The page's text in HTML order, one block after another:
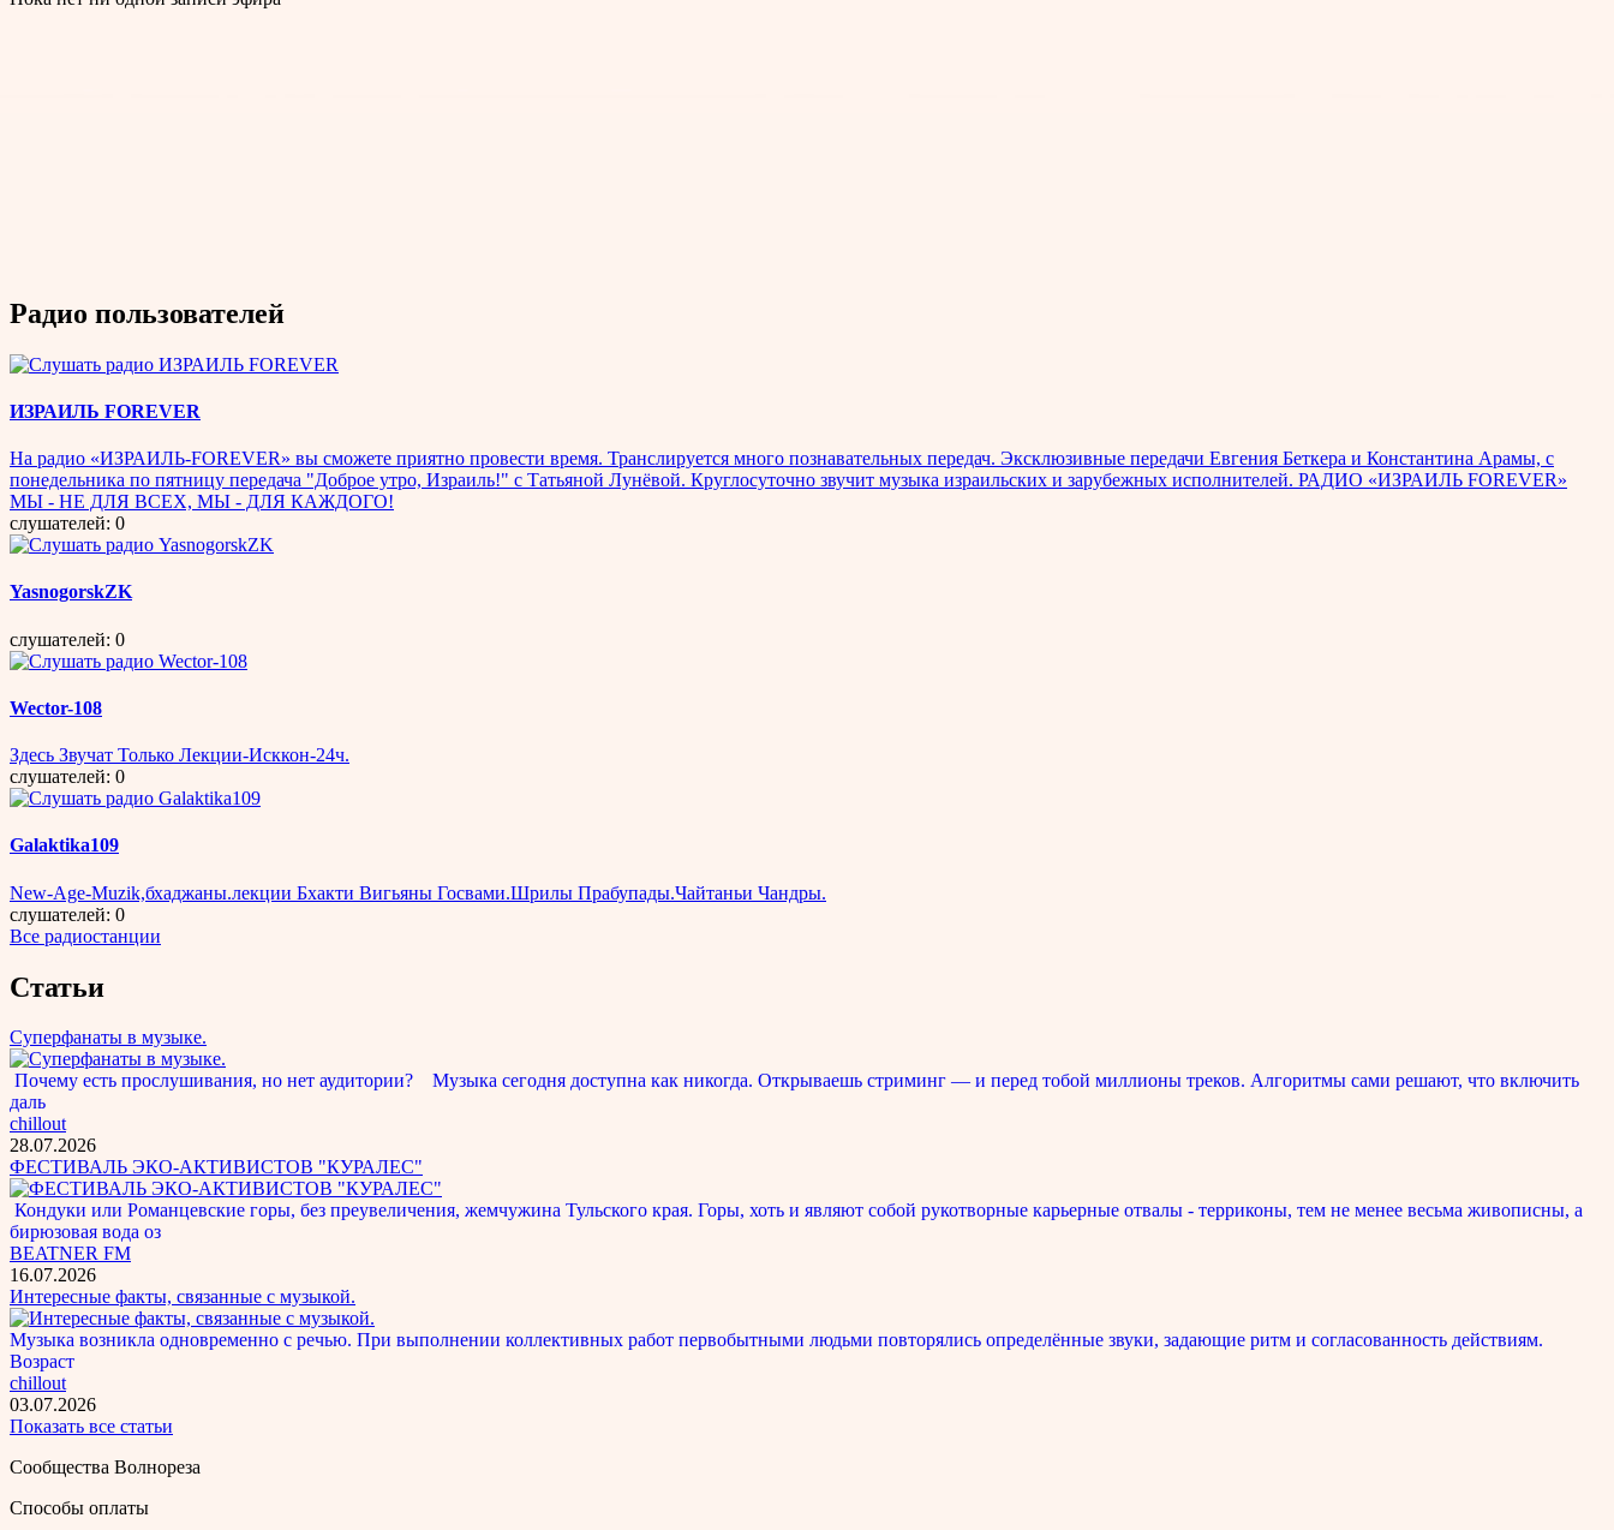
Радио пользователей
ИЗРАИЛЬ FOREVER
На радио «ИЗРАИЛЬ-FOREVER» вы сможете приятно провести время. Транслируется много познавательных передач. Эксклюзивные передачи Евгения Беткера и Константина Арамы, с
понедельника по пятницу передача "Доброе утро, Израиль!" с Татьяной Лунёвой. Круглосуточно звучит музыка израильских и зарубежных исполнителей. РАДИО «ИЗРАИЛЬ FOREVER»
МЫ - НЕ ДЛЯ ВСЕХ, МЫ - ДЛЯ КАЖДОГО!
слушателей: 0
YasnogorskZK
слушателей: 0
Wector-108
Здесь Звучат Только Лекции-Исккон-24ч.
слушателей: 0
Galaktika109
New-Age-Muzik,бхаджаны.лекции Бхакти Вигьяны Госвами.Шрилы Прабупады.Чайтаньи Чандры.
слушателей: 0
Все радиостанции
Статьи
Суперфанаты в музыке.
Почему есть прослушивания, но нет аудитории? Музыка сегодня доступна как никогда. Открываешь стриминг — и перед тобой миллионы треков. Алгоритмы сами решают, что включить
даль
chillout
28.07.2026
ФЕСТИВАЛЬ ЭКО-АКТИВИСТОВ "КУРАЛЕС"
Кондуки или Романцевские горы, без преувеличения, жемчужина Тульского края. Горы, хоть и являют собой рукотворные карьерные отвалы - терриконы, тем не менее весьма живописны, а
бирюзовая вода оз
BEATNER FM
16.07.2026
Интересные факты, связанные с музыкой.
Музыка возникла одновременно с речью. При выполнении коллективных работ первобытными людьми повторялись определённые звуки, задающие ритм и согласованность действиям.
Возраст
chillout
03.07.2026
Показать все статьи
Сообщества Волнореза
Способы оплаты